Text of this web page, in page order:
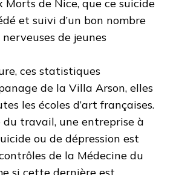
Morts de Nice, que ce suicide
et suivi d’un bon nombre
de jeunes
ces statistiques
de la Villa Arson, elles
les écoles d’art françaises.
du travail, une entreprise à
ou de dépression est
de la Médecine du